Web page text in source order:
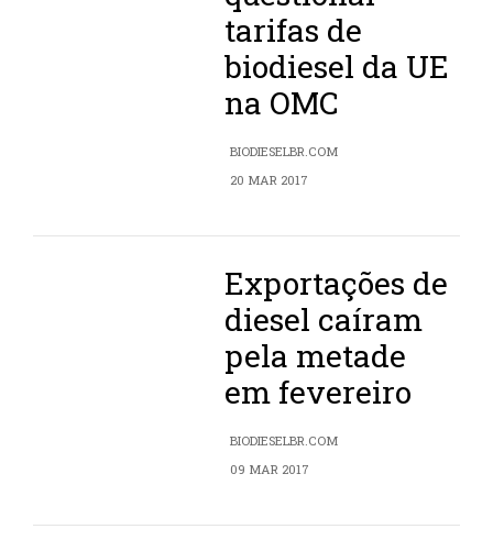
tarifas de
biodiesel da UE
na OMC
BIODIESELBR.COM
20 MAR 2017
Exportações de
diesel caíram
pela metade
em fevereiro
BIODIESELBR.COM
09 MAR 2017